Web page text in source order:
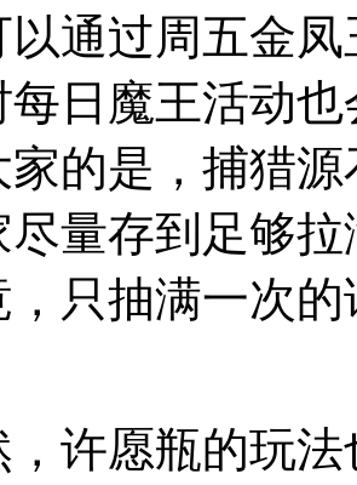
通过周五金
日魔王活动
的是，捕猎
尽量存到足够
，只抽满一次
愿瓶的玩法